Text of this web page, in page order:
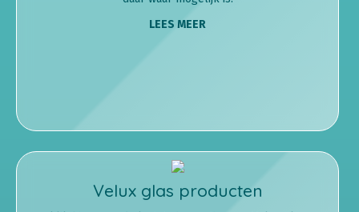
LEES MEER
Velux glas producten